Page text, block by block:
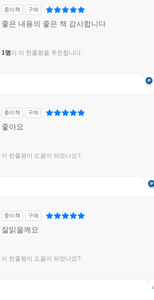
스텔 1 어려움에 빠진 공유자를 돕고 수익도
에서 배우는 실전 경매 팁 | 지분물건, 돈이 부
장 따라 하면 무조건 돈 버는 토지지분의 실전
에서 배우는 실전 경매 팁 | 맹지는 과연 누가
에서 배우는 실전 경매 팁 | 공유자가 입찰한
3 2평 남짓 토지로 약 1년 만에 3배 수익 내다
4 권리관계가 복잡했지만 매력적인 가격에
에서 배우는 실전 경매 팁 | 기획부동산의 사
에서 배우는 실전 경매 팁 | 분묘 토지 입찰 전
1 고압선 아래의 토지 낙찰받아 수익 내다
2 12회 유찰된 지분 낙찰받아 수익 내다
종이책 구매
좋은 내용의 좋은 책 감사합니다
1명이 이 한줄평을 추천합니다.
종이책 구매
좋아요
이 한줄평이 도움이 되었나요?
종이책 구매
잘읽을께요
이 한줄평이 도움이 되었나요?